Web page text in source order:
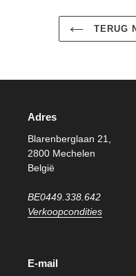
TERUG
Adres
Blarenberglaan 21,
2800 Mechelen
België
BE0449.338.642
Verkoopcondities
E-mail